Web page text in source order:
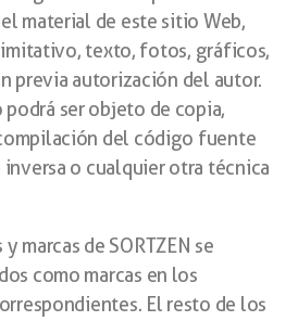
material de este sitio Web,
texto, fotos, gráficos,
previa autorización del autor.
podrá ser objeto de copia,
del código fuente
o cualquier otra técnica
marcas de SORTZEN se
como marcas en los
El resto de los